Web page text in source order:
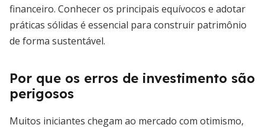
financeiro. Conhecer os principais equívocos e adotar
práticas sólidas é essencial para construir patrimônio
de forma sustentável.
Por que os erros de investimento são
perigosos
Muitos iniciantes chegam ao mercado com otimismo,